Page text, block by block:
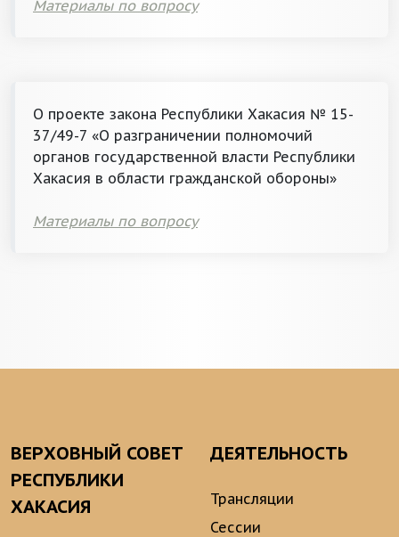
Материалы по вопросу
О проекте закона Республики Хакасия № 15-
37/49-7 «О разграничении полномочий
органов государственной власти Республики
Хакасия в области гражданской обороны»
Материалы по вопросу
ВЕРХОВНЫЙ СОВЕТ
РЕСПУБЛИКИ
ХАКАСИЯ
ДЕЯТЕЛЬНОСТЬ
Трансляции
Сессии